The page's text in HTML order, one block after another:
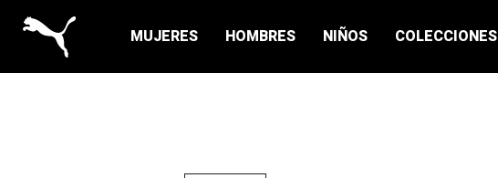
MUJERES HOMBRES NIÑOS COLECCIONES